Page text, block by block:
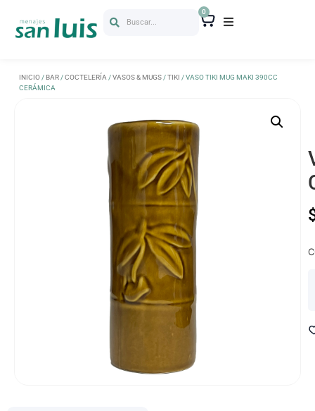
Buscar...
0
INICIO /BAR /COCTELERÍA /VASOS & MUGS /TIKI / VASO TIKI MUG MAKI 390CC
CERÁMICA